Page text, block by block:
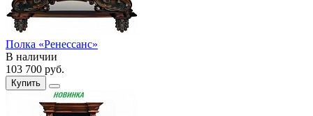
Полка «Ренессанс»
В наличии
103 700 руб.
Купить